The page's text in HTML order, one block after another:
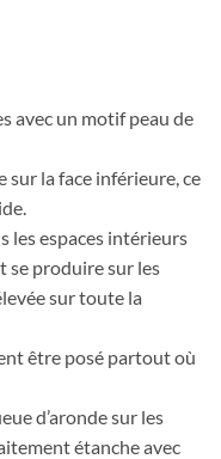
avec un motif peau de
la face inférieure, ce
les espaces intérieurs
se produire sur les
sur toute la
être posé partout où
d’aronde sur les
étanche avec